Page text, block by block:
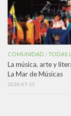
COMUNIDAD /TODAS
La música, arte y
La Mar de Músicas
2026-07-15